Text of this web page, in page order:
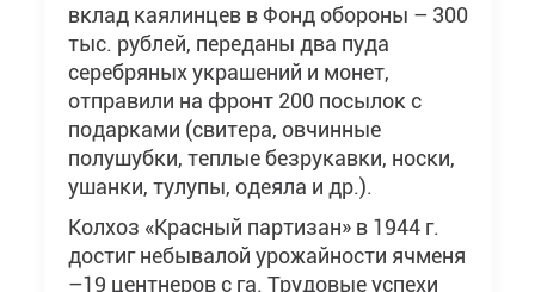
вклад каялинцев в Фонд обороны – 300
тыс. рублей, переданы два пуда
серебряных украшений и монет,
отправили на фронт 200 посылок с
подарками (свитера, овчинные
полушубки, теплые безрукавки, носки,
ушанки, тулупы, одеяла и др.).
Колхоз «Красный партизан» в 1944 г.
достиг небывалой урожайности ячменя
–19 центнеров с га. Трудовые успехи